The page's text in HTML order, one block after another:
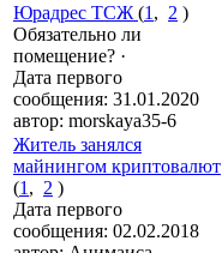
Юрадрес ТСЖ (1 , 2 )
Обязательно ли
помещение? ·
Дата первого
сообщения: 31.01.2020
автор: morskaya35-6
Житель занялся
майнингом криптовалют
(1 , 2 )
Дата первого
сообщения: 02.02.2018